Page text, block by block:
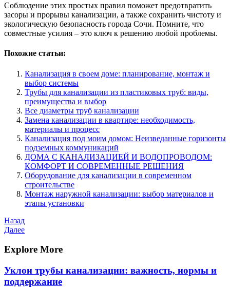
Соблюдение этих простых правил поможет предотвратить
засоры и прорывы канализации, а также сохранить чистоту и
экологическую безопасность города Сочи. Помните, что
совместные усилия – это ключ к решению любой проблемы.
Похожие статьи:
Канализация в своем доме: планирование, монтаж и
выбор системы
Трубы для канализации из пластиковых труб: виды,
преимущества и выбор
Все диаметры труб канализации
Замена канализации в квартире: необходимость,
материалы и процесс
Канализация под моим домом: Неизведанные горизонты
подземных коммуникаций
ДОМА С КАНАЛИЗАЦИЕЙ И ВОДОПРОВОДОМ:
КОМФОРТ И СОВРЕМЕННЫЕ РЕШЕНИЯ
Оборудование для канализации в современном
строительстве
Монтаж наружной канализации: выбор материалов и
этапы установки
Навигация
по
записям
Предыдущая
запись
Назад
Следующая
Далее
Explore More
Уклон трубы канализации: важность, нормы и
поддержание